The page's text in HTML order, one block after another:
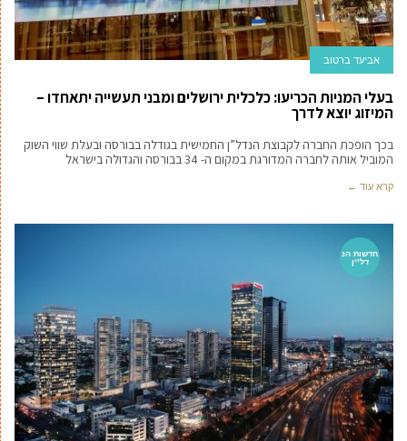
אביעד ברטוב
בעלי המניות הכריעו: כלכלית ירושלים ומבני תעשייה יתאחדו –
המיזוג יוצא לדרך
בכך הופכת החברה לקבוצת הנדל”ן החמישית בגודלה בבורסה ובעלת שווי השוק
המוביל אותה לחברה המדורגת במקום ה- 34 בבורסה והגדולה בישראל
קרא עוד ←
חדשות הנ
דל''ן